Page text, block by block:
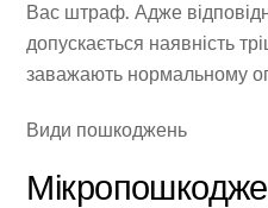
Вас штраф. Адже
допускається наявність
заважають нормальному
Види пошкоджень